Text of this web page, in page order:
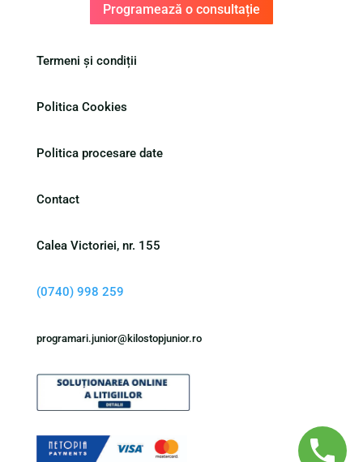
Programează o consultație
Termeni și condiții
Politica Cookies
Politica procesare date
Contact
Calea Victoriei, nr. 155
(0740) 998 259
programari.junior@kilostopjunior.ro